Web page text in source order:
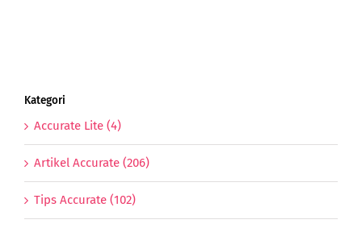
Kategori
Accurate Lite (4)
Artikel Accurate (206)
Tips Accurate (102)